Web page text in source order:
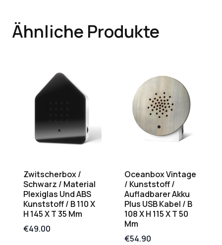
Ähnliche Produkte
Zwitscherbox /
Schwarz / Material
Plexiglas Und ABS
Kunststoff / B 110 X
H 145 X T 35 Mm
€49.00
Oceanbox Vintage
/ Kunststoff /
Aufladbarer Akku
Plus USB Kabel / B
108 X H 115 X T 50
Mm
€54.90